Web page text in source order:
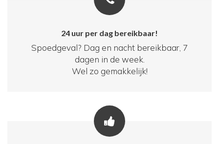
24 uur per dag bereikbaar!
Spoedgeval? Dag en nacht bereikbaar, 7
dagen in de week.
Wel zo gemakkelijk!